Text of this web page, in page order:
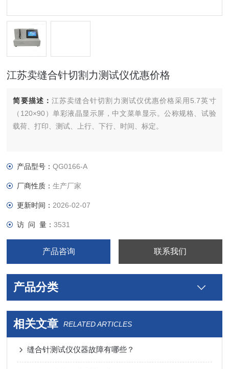
江苏卖缝合针切割力测试仪优惠价格
简要描述： 江苏卖缝合针切割力测试仪优惠价格采用5.7英寸
（120×90）单彩液晶显示屏，中文菜单显示。公称规格、试验
载荷、打印、测试、上行、下行、时间、标定。
产品型号：QG0166-A
厂商性质：生产厂家
更新时间： 2026-02-07
访 问 量：3531
产品咨询 联系我们
产品分类
相关文章 RELATED ARTICLES
缝合针测试仪仪器故障有哪些？